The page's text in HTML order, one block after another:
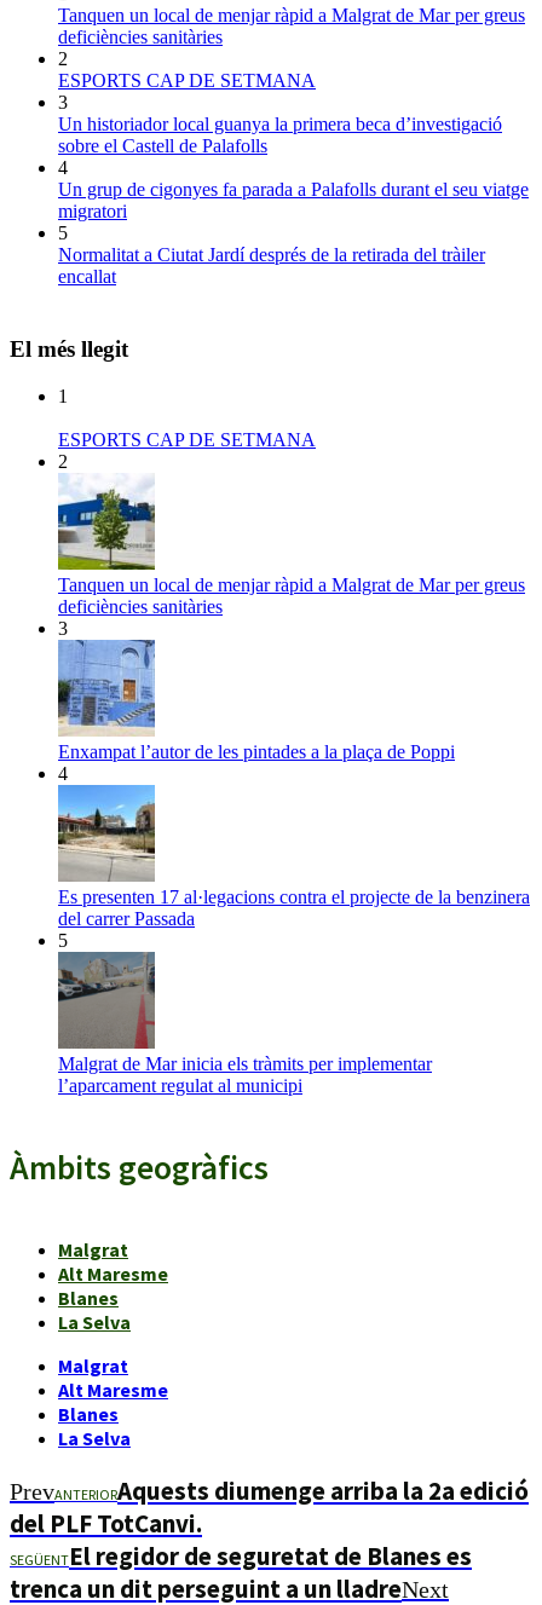
Tanquen un local de menjar ràpid a Malgrat de Mar per greus
deficiències sanitàries
2
ESPORTS CAP DE SETMANA
3
Un historiador local guanya la primera beca d’investigació
sobre el Castell de Palafolls
4
Un grup de cigonyes fa parada a Palafolls durant el seu viatge
migratori
5
Normalitat a Ciutat Jardí després de la retirada del tràiler
encallat
El més llegit
1
ESPORTS CAP DE SETMANA
2
Tanquen un local de menjar ràpid a Malgrat de Mar per greus
deficiències sanitàries
3
Enxampat l’autor de les pintades a la plaça de Poppi
4
Es presenten 17 al·legacions contra el projecte de la benzinera
del carrer Passada
5
Malgrat de Mar inicia els tràmits per implementar
l’aparcament regulat al municipi
Àmbits geogràfics
Malgrat
Alt Maresme
Blanes
La Selva
Malgrat
Alt Maresme
Blanes
La Selva
PrevANTERIORAquests diumenge arriba la 2a edició
del PLF TotCanvi.
SEGÜENTEl regidor de seguretat de Blanes es
trenca un dit perseguint a un lladreNext